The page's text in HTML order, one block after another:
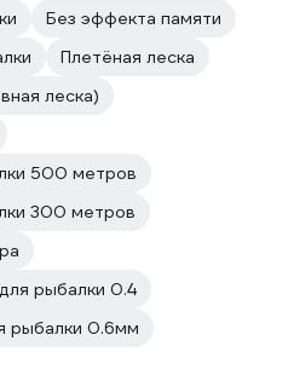
Без эффекта памяти
Плетёная леска
леска)
500 метров
300 метров
рыбалки 0.4
рыбалки 0.6мм